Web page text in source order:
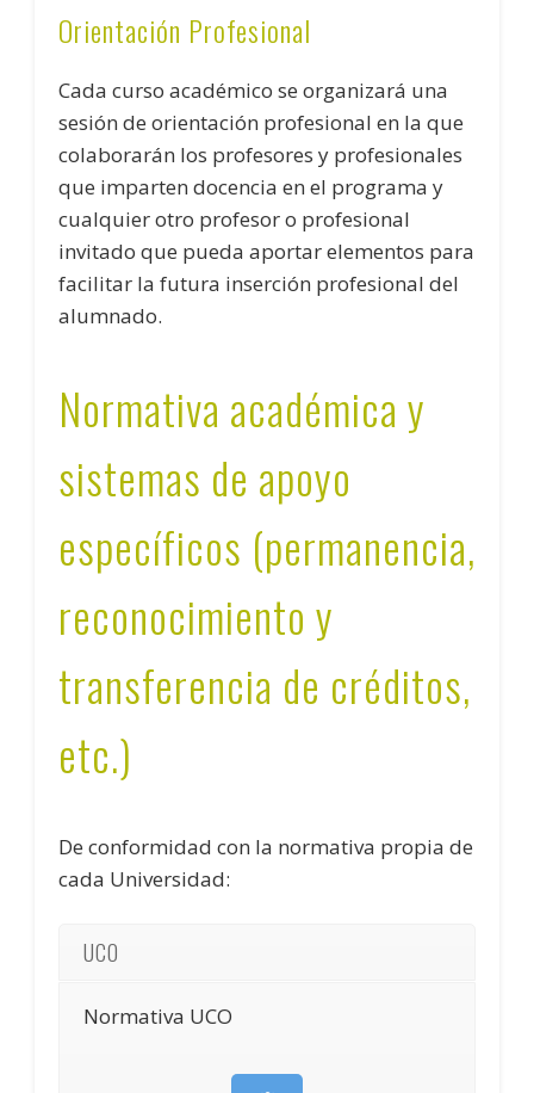
Orientación Profesional
Cada curso académico se organizará una
sesión de orientación profesional en la que
colaborarán los profesores y profesionales
que imparten docencia en el programa y
cualquier otro profesor o profesional
invitado que pueda aportar elementos para
facilitar la futura inserción profesional del
alumnado.
Normativa académica y
sistemas de apoyo
específicos (permanencia,
reconocimiento y
transferencia de créditos,
etc.)
De conformidad con la normativa propia de
cada Universidad:
UCO
Normativa UCO